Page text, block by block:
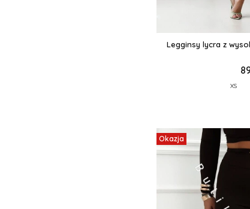
Legginsy lycra z
XS
Okazja